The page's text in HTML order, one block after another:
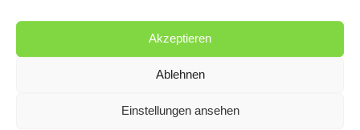
Akzeptieren
Ablehnen
Einstellungen ansehen
Oi, eu sou a Rode. Saiba mais sobre
erfahrt ihr mehr über mich.